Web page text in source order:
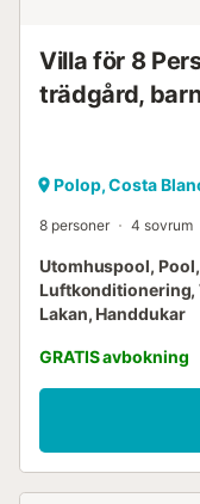
Villa för 8
trädgård,
Polop, Costa
8 personer 4 sovrum
Utomhuspool,
Luftkonditionering,
Lakan, Handdukar
GRATIS avbokning